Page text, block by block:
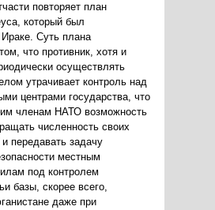
повторяет план
который был
Суть плана
что противник, хотя и
осуществлять
утрачивает контроль над
центрами государства, что
членам НАТО возможность
численность своих
передавать задачу
местным
под контролем
базы, скорее всего,
даже при